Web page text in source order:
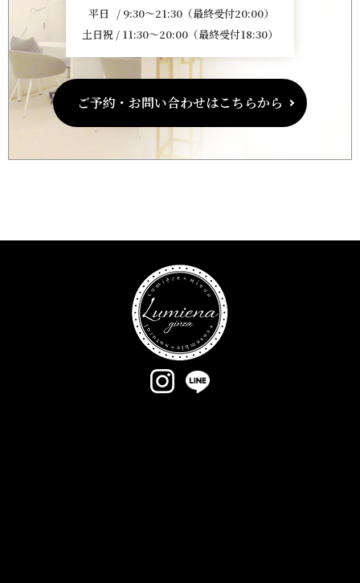
平日 / 9:30～21:30（最終受付20:00）
土日祝 / 11:30～20:00（最終受付18:30）
ご予約・お問い合わせはこちらから